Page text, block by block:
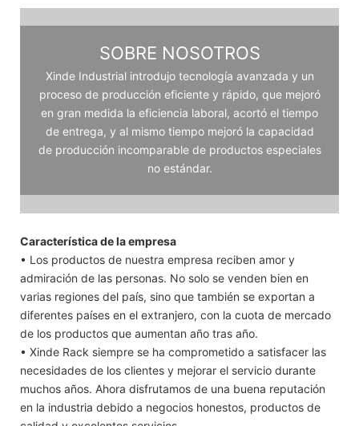
SOBRE NOSOTROS
Xinde Industrial introdujo tecnología avanzada y un
proceso de producción eficiente y rápido, que mejoró
en gran medida la eficiencia laboral, acortó el tiempo
de entrega, y al mismo tiempo mejoró la capacidad
de producción incomparable de productos especiales
no estándar.
Característica de la empresa
• Los productos de nuestra empresa reciben amor y
admiración de las personas. No solo se venden bien en
varias regiones del país, sino que también se exportan a
diferentes países en el extranjero, con la cuota de mercado
de los productos que aumentan año tras año.
• Xinde Rack siempre se ha comprometido a satisfacer las
necesidades de los clientes y mejorar el servicio durante
muchos años. Ahora disfrutamos de una buena reputación
en la industria debido a negocios honestos, productos de